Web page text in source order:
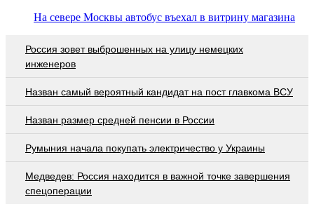
На севере Москвы автобус въехал в витрину магазина
Россия зовет выброшенных на улицу немецких
инженеров
Назван самый вероятный кандидат на пост главкома ВСУ
Назван размер средней пенсии в России
Румыния начала покупать электричество у Украины
Медведев: Россия находится в важной точке завершения
спецоперации